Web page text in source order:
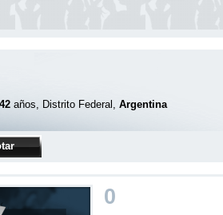
42 años, Distrito Federal, Argentina
0